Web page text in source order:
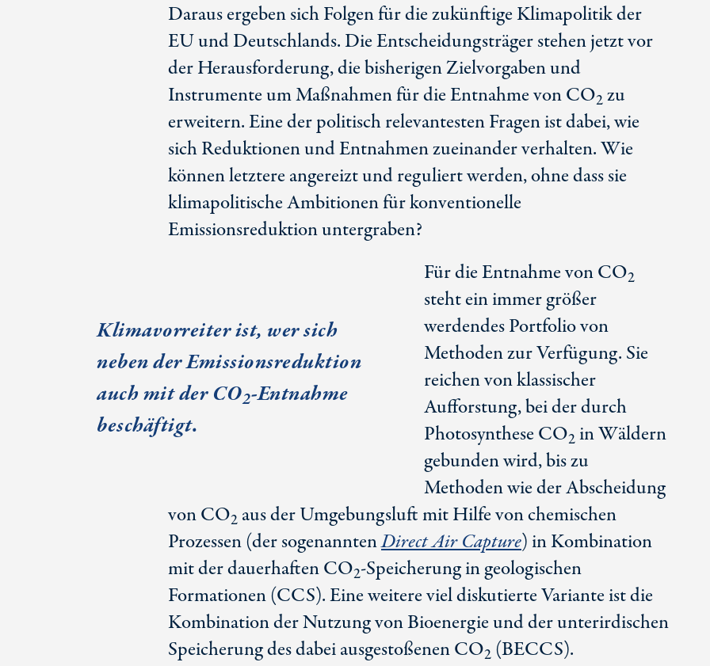
Daraus ergeben sich Folgen für die zukünftige Klimapolitik der
EU und Deutschlands. Die Entscheidungsträger stehen jetzt vor
der Herausforderung, die bisherigen Zielvorgaben und
Instrumente um Maßnahmen für die Entnahme von CO2zu
erweitern. Eine der politisch relevantesten Fragen ist dabei, wie
sich Reduktionen und Entnahmen zueinander verhalten. Wie
können letztere angereizt und reguliert werden, ohne dass sie
klimapolitische Ambitionen für konventionelle
Emissionsreduktion untergraben?
Klimavorreiter ist, wer sich
neben der Emissionsreduktion
auch mit der CO2-Entnahme
beschäftigt.
Für die Entnahme von CO2
steht ein immer größer
werdendes Portfolio von
Methoden zur Verfügung. Sie
reichen von klassischer
Aufforstung, bei der durch
Photosynthese CO2in Wäldern
gebunden wird, bis zu
Methoden wie der Abscheidung
von CO2 aus der Umgebungsluft mit Hilfe von chemischen
Prozessen (der sogenanntenDirect Air Capture) in Kombination
mit der dauerhaften CO2-Speicherung in geologischen
Formationen (CCS). Eine weitere viel diskutierte Variante ist die
Kombination der Nutzung von Bioenergie und der unterirdischen
Speicherung des dabei ausgestoßenen CO2 (BECCS).